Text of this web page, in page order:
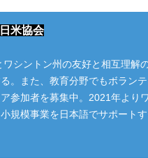
米協会
ワシントン州の友好と相互理解
る。また、教育分野でもボラン
参加者を募集中。2021年より
規模事業を日本語でサポート